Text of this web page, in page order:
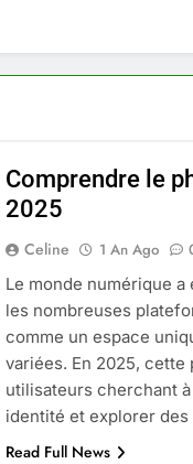
Seurat en 2025
gratuit
rezoactif.com à
de l’eucalyptus
Comprendre le
2025
Celine 1 An Ago
Le monde numérique
les nombreuses
comme un espace
variées. En 2025,
utilisateurs cherchant
identité et explorer
Read Full News